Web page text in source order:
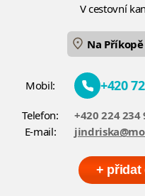
V cestovní
Na
Mobil: +420
Telefon:
+420 224 234
E-mail:
+ přidat